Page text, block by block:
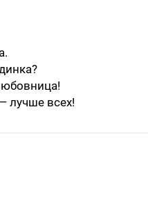
лучше всех!